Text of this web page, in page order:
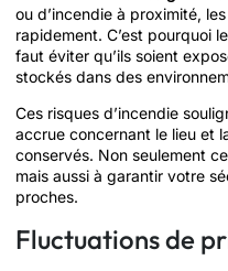
ou d’incendie à proximité,
rapidement. C’est pourquoi
faut éviter qu’ils soient
stockés dans des
Ces risques d’incendie
accrue concernant le lieu et
conservés. Non seulement
mais aussi à garantir votre
proches.
Fluctuations de